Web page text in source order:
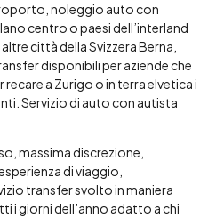
noleggio auto con
centro o paesi dell’interland
città della Svizzera Berna,
disponibili per aziende che
a Zurigo o in terra elvetica i
Servizio di auto con autista
massima discrezione,
di viaggio,
transfer svolto in maniera
i giorni dell’anno adatto a chi